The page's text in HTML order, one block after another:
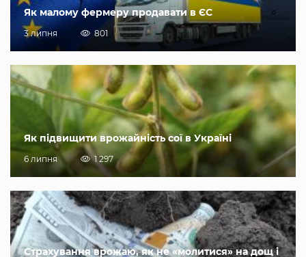
Як малому фермеру продавати в ЄС
3 липня 801
Як підвищити врожайність сої в Україні
6 липня 1 297
Страхування врожаю, як не «молитися» на дощ і